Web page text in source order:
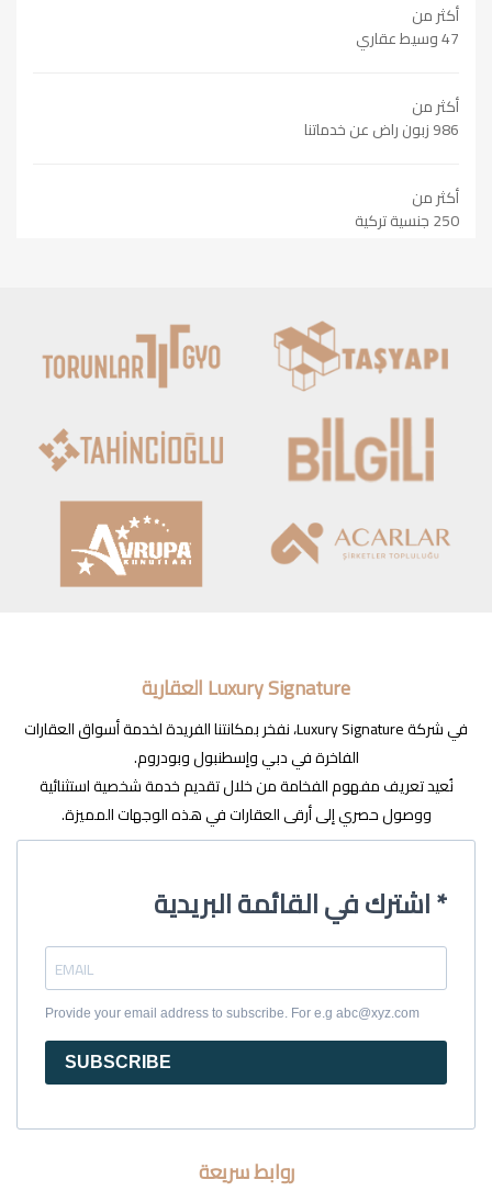
أكثر من
47 وسيط عقاري
أكثر من
986 زبون راض عن خدماتنا
أكثر من
250 جنسية تركية
Luxury Signature العقارية
في شركة Luxury Signature، نفخر بمكانتنا الفريدة لخدمة أسواق العقارات
الفاخرة في دبي وإسطنبول وبودروم.
نُعيد تعريف مفهوم الفخامة من خلال تقديم خدمة شخصية استثنائية
ووصول حصري إلى أرقى العقارات في هذه الوجهات المميزة.
اشترك في القائمة البريدية *
Provide your email address to subscribe. For e.g abc@xyz.com
SUBSCRIBE
روابط سريعة